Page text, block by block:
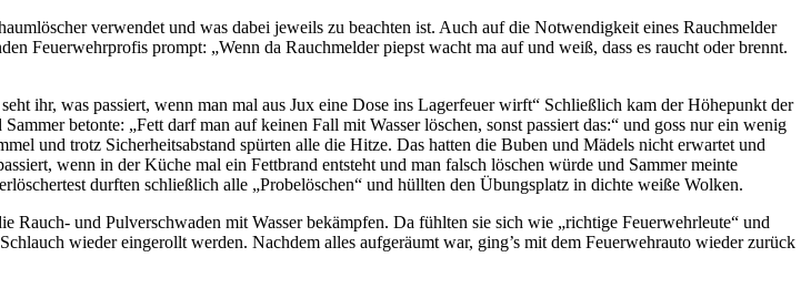
verwendet und was dabei jeweils zu beachten ist. Auch auf die Notwendigkeit eines Rauchmelder
Feuerwehrprofis prompt: „Wenn da Rauchmelder piepst wacht ma auf und weiß, dass es raucht oder brennt.
ihr, was passiert, wenn man mal aus Jux eine Dose ins Lagerfeuer wirft“ Schließlich kam der Höhepunkt der
betonte: „Fett darf man auf keinen Fall mit Wasser löschen, sonst passiert das:“ und goss nur ein wenig
und trotz Sicherheitsabstand spürten alle die Hitze. Das hatten die Buben und Mädels nicht erwartet und
wenn in der Küche mal ein Fettbrand entsteht und man falsch löschen würde und Sammer meinte
durften schließlich alle „Probelöschen“ und hüllten den Übungsplatz in dichte weiße Wolken.
und Pulverschwaden mit Wasser bekämpfen. Da fühlten sie sich wie „richtige Feuerwehrleute“ und
wieder eingerollt werden. Nachdem alles aufgeräumt war, ging’s mit dem Feuerwehrauto wieder zurück